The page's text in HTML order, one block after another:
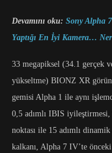
Devamını oku: Sony Alpha
Yaptığı En İyi Kamera…
33 megapiksel (34.1 gerçek
yükseltme) BIONZ XR
gemisi Alpha 1 ile aynı
0,5 adımlı IBIS iyileştirmesi,
noktası ile 15 adımlı
kalkanı, Alpha 7 IV’te